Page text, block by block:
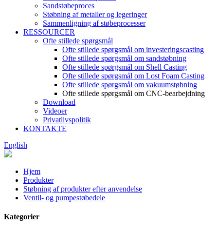
Sandstøbeproces
Støbning af metaller og legeringer
Sammenligning af støbeprocesser
RESSOURCER
Ofte stillede spørgsmål
Ofte stillede spørgsmål om investeringscasting
Ofte stillede spørgsmål om sandstøbning
Ofte stillede spørgsmål om Shell Casting
Ofte stillede spørgsmål om Lost Foam Casting
Ofte stillede spørgsmål om vakuumstøbning
Ofte stillede spørgsmål om CNC-bearbejdning
Download
Videoer
Privatlivspolitik
KONTAKTE
English
Hjem
Produkter
Støbning af produkter efter anvendelse
Ventil- og pumpestøbedele
Kategorier